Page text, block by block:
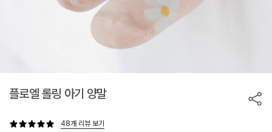
플로엘 롤링 아기 양말
48개 리뷰 보기